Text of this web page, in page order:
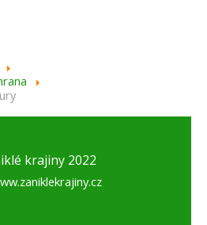
krajiny 2022